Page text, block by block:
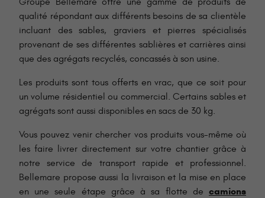
qualité répondant aux différents besoins de sa clientèle
incluant des sables, graviers et pierres spécialisés
provenant de ses différentes sablières et carrières ainsi
que des agrégats recyclés, concassés à son usine.
Les produits sont tous offerts en vrac, que ce soit pour
un volume résidentiel ou commercial. Certains sables et
agrégats sont aussi disponibles en sacs de 30 kg.
Vous pouvez venir chercher vos produits vous-même où
les faire livrer directement sur votre chantier grâce à
notre service de transport rapide et professionnel.
Bellemare propose aussi la livraison et la mise en place
en une seule étape grâce à sa flotte de camions